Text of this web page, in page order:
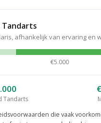
Tandarts
afhankelijk van ervaring en
€5.000
Tandarts
die vaak